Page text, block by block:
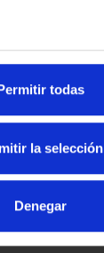
todas
la selección
Denegar